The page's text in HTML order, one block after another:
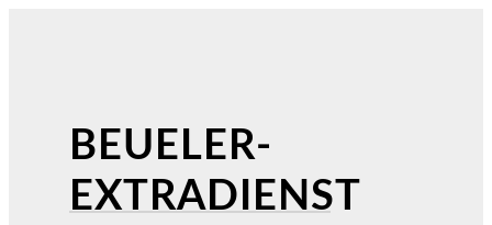
BEUELER-
EXTRADIENST